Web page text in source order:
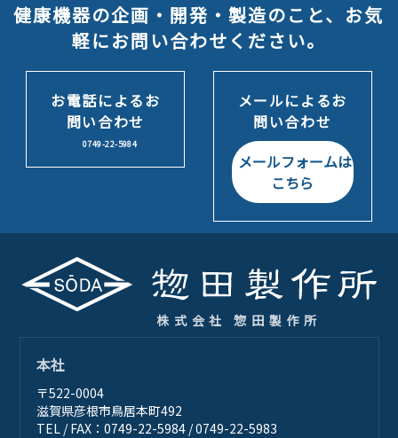
健康機器の企画・開発・製造のこと、お気
軽にお問い合わせください。
お電話によるお
問い合わせ
0749-22-5984
メールによるお
問い合わせ
メールフォームは
こちら
株式会社 惣田製作所
本社
〒522-0004
滋賀県彦根市鳥居本町492
TEL / FAX：0749-22-5984 / 0749-22-5983